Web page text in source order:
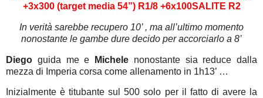
+3x300 (target media 54”) R1/8 +6x100SALITE R2
In verità sarebbe recupero 10’ , ma all’ultimo momento
nonostante le gambe dure decido per accorciarlo a 8’
Diego guida me e Michele nonostante sia reduce dalla
mezza di Imperia corsa come allenamento in 1h13’ …
Inizialmente è titubante sul 500 solo per il fatto di avere la